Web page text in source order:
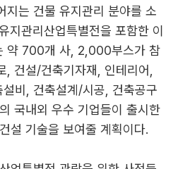
지는 건물 유지관리 분야를 소
지관리산업특별전을 포함한 이
약 700개 사, 2,000부스가 참
, 건설/건축기자재, 인테리어,
비, 건축설계/시공, 건축공구
국내외 우수 기업들이 출시한
설 기술을 보여줄 계획이다.